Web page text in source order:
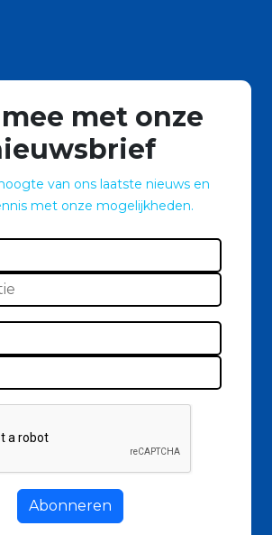
met onze
van ons laatste nieuws en
met onze mogelijkheden.